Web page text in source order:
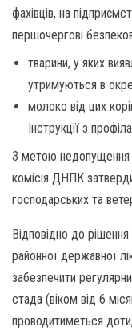
фахівців, на
першочергові
тварини, у яких
утримуються в
молоко від цих
Інструкції з
З метою недопущення
комісія ДНПК
господарських та
Відповідно до
районної державної
забезпечити
стада (віком від 6
проводитиметься